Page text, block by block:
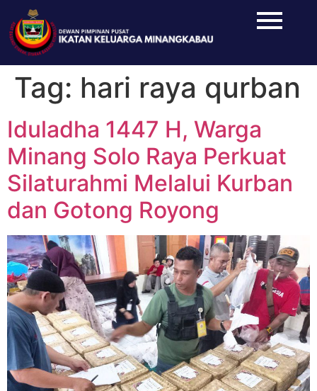
Tag: hari raya qurban
Iduladha 1447 H, Warga
Minang Solo Raya Perkuat
Silaturahmi Melalui Kurban
dan Gotong Royong